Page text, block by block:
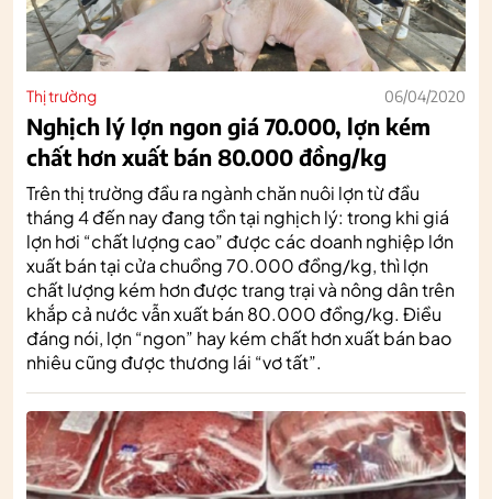
Thị trường 06/04/2020
Nghịch lý lợn ngon giá 70.000, lợn kém
chất hơn xuất bán 80.000 đồng/kg
Trên thị trường đầu ra ngành chăn nuôi lợn từ đầu
tháng 4 đến nay đang tồn tại nghịch lý: trong khi giá
lợn hơi “chất lượng cao” được các doanh nghiệp lớn
xuất bán tại cửa chuồng 70.000 đồng/kg, thì lợn
chất lượng kém hơn được trang trại và nông dân trên
khắp cả nước vẫn xuất bán 80.000 đồng/kg. Điều
đáng nói, lợn “ngon” hay kém chất hơn xuất bán bao
nhiêu cũng được thương lái “vơ tất”.